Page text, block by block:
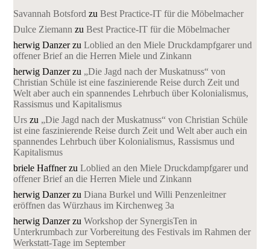
Savannah Botsford zuBest Practice-IT für die Möbelmacher
Dulce Ziemann zuBest Practice-IT für die Möbelmacher
herwig DanzerzuLoblied an den Miele Druckdampfgarer und
offener Brief an die Herren Miele und Zinkann
herwig Danzerzu „Die Jagd nach der Muskatnuss“ von
Christian Schüle ist eine faszinierende Reise durch Zeit und
Welt aber auch ein spannendes Lehrbuch über Kolonialismus,
Rassismus und Kapitalismus
Urs zu „Die Jagd nach der Muskatnuss“ von Christian Schüle
ist eine faszinierende Reise durch Zeit und Welt aber auch ein
spannendes Lehrbuch über Kolonialismus, Rassismus und
Kapitalismus
briele HaffnerzuLoblied an den Miele Druckdampfgarer und
offener Brief an die Herren Miele und Zinkann
herwig DanzerzuDiana Burkel und Willi Penzenleitner
eröffnen das Würzhaus im Kirchenweg 3a
herwig DanzerzuWorkshop der SynergisTen in
Unterkrumbach zur Vorbereitung des Festivals im Rahmen der
Werkstatt-Tage im September